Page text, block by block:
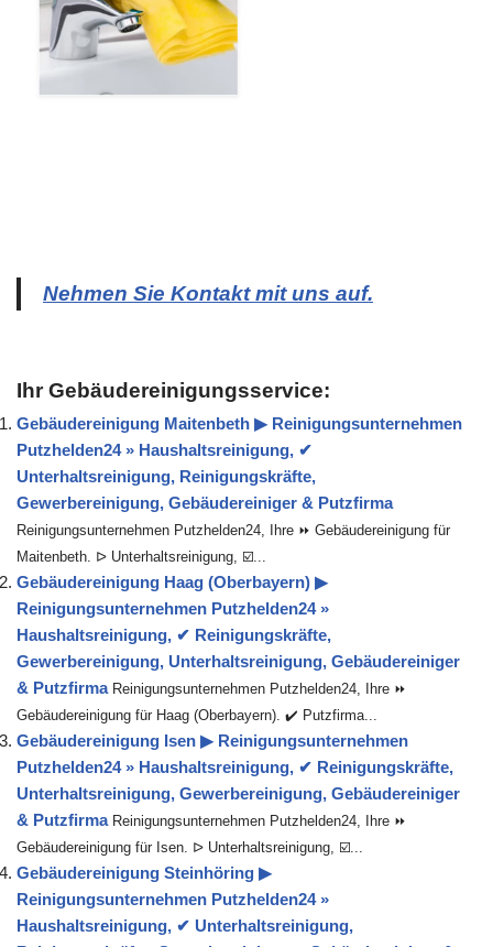
Nehmen Sie Kontakt mit uns auf.
Ihr Gebäudereinigungsservice:
Gebäudereinigung Maitenbeth ▶︎ Reinigungsunternehmen
Putzhelden24 » Haushaltsreinigung, ✔
Unterhaltsreinigung, Reinigungskräfte,
Gewerbereinigung, Gebäudereiniger & Putzfirma
Reinigungsunternehmen Putzhelden24, Ihre ⏩ Gebäudereinigung für
Maitenbeth. ᐅ Unterhaltsreinigung, ☑️...
Gebäudereinigung Haag (Oberbayern) ▶︎
Reinigungsunternehmen Putzhelden24 »
Haushaltsreinigung, ✔ Reinigungskräfte,
Gewerbereinigung, Unterhaltsreinigung, Gebäudereiniger
& Putzfirma Reinigungsunternehmen Putzhelden24, Ihre ⏩
Gebäudereinigung für Haag (Oberbayern). ✔️ Putzfirma...
Gebäudereinigung Isen ▶︎ Reinigungsunternehmen
Putzhelden24 » Haushaltsreinigung, ✔ Reinigungskräfte,
Unterhaltsreinigung, Gewerbereinigung, Gebäudereiniger
& Putzfirma Reinigungsunternehmen Putzhelden24, Ihre ⏩
Gebäudereinigung für Isen. ᐅ Unterhaltsreinigung, ☑️...
Gebäudereinigung Steinhöring ▶︎
Reinigungsunternehmen Putzhelden24 »
Haushaltsreinigung, ✔ Unterhaltsreinigung,